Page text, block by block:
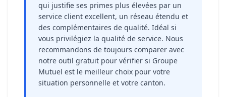
qui justifie ses primes plus élevées par un
service client excellent, un réseau étendu et
des complémentaires de qualité. Idéal si
vous privilégiez la qualité de service. Nous
recommandons de toujours comparer avec
notre outil gratuit pour vérifier si Groupe
Mutuel est le meilleur choix pour votre
situation personnelle et votre canton.